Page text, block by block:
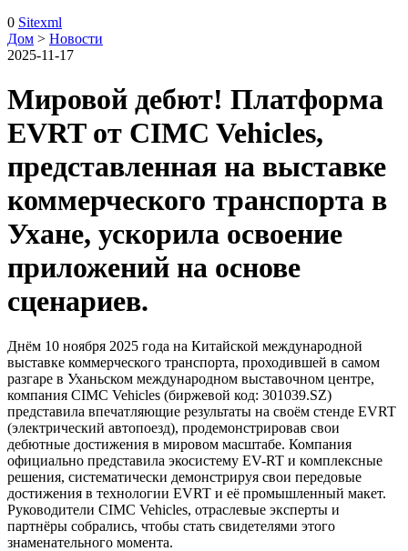
0 Sitexml
Дом > Новости
2025-11-17
Мировой дебют! Платформа
EVRT от CIMC Vehicles,
представленная на выставке
коммерческого транспорта в
Ухане, ускорила освоение
приложений на основе
сценариев.
Днём 10 ноября 2025 года на Китайской международной
выставке коммерческого транспорта, проходившей в самом
разгаре в Уханьском международном выставочном центре,
компания CIMC Vehicles (биржевой код: 301039.SZ)
представила впечатляющие результаты на своём стенде EVRT
(электрический автопоезд), продемонстрировав свои
дебютные достижения в мировом масштабе. Компания
официально представила экосистему EV-RT и комплексные
решения, систематически демонстрируя свои передовые
достижения в технологии EVRT и её промышленный макет.
Руководители CIMC Vehicles, отраслевые эксперты и
партнёры собрались, чтобы стать свидетелями этого
знаменательного момента.